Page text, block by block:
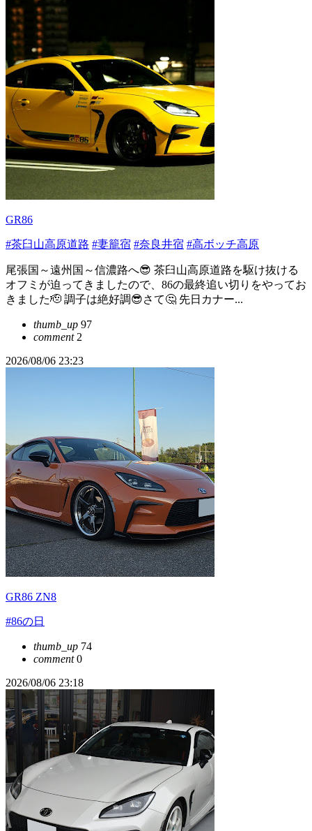
GR86
#茶臼山高原道路 #妻籠宿 #奈良井宿 #高ボッチ高原
尾張国～遠州国～信濃路へ😎 茶臼山高原道路を駆け抜ける
オフミが迫ってきましたので、86の最終追い切りをやってお
きました🫡 調子は絶好調😎さて🤔 先日カナー...
thumb_up 97
comment2
2026/08/06 23:23
GR86 ZN8
#86の日
thumb_up 74
comment0
2026/08/06 23:18